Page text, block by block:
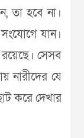
তা হবে না।
যান।
সেসব
নারীদের যে
করে দেখার